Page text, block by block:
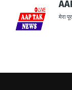
मेरा